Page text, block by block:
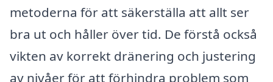
metoderna för att säkerställa att allt ser
bra ut och håller över tid. De förstå också
vikten av korrekt dränering och justering
av nivåer för att förhindra problem som